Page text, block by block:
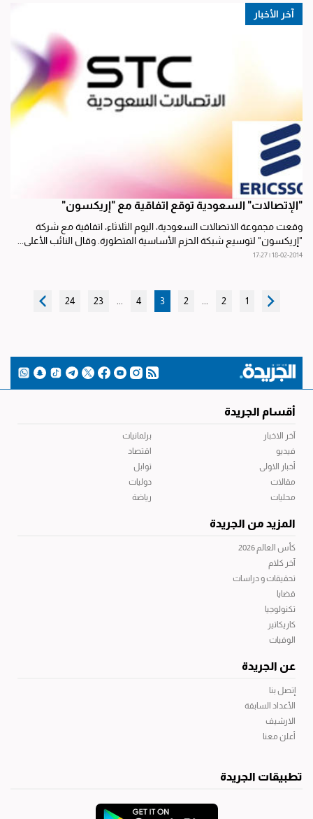
آخر الأخبار
"الإتصالات" السعودية توقع اتفاقية مع "إريكسون"
وقعت مجموعة الاتصالات السعودية، اليوم الثلاثاء، اتفاقية مع شركة
"إريكسون" لتوسيع شبكة الحزم الأساسية المتطورة. وقال النائب الأعلى...
18-02-2014 | 17:27
1
2
2
3
4
23
24
أقسام الجريدة
آخر الاخبار
فيديو
أخبار الاولى
مقالات
محليات
برلمانيات
اقتصاد
توابل
دوليات
رياضة
المزيد من الجريدة
كأس العالم 2026
آخر كلام
تحقيقات و دراسات
قضايا
تكنولوجيا
كاريكاتير
الوفيات
عن الجريدة
إتصل بنا
الأعداد السابقة
الارشيف
أعلن معنا
تطبيقات الجريدة